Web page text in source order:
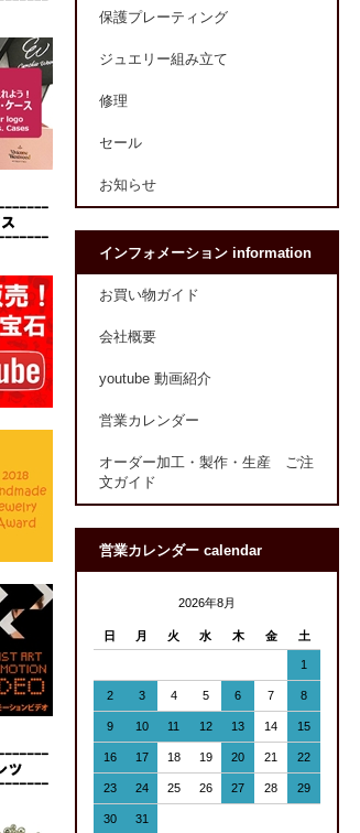
保護プレーティング
ジュエリー組み立て
修理
セール
お知らせ
インフォメーション information
お買い物ガイド
会社概要
youtube 動画紹介
営業カレンダー
オーダー加工・製作・生産 ご注
文ガイド
営業カレンダー calendar
2026年8月
日 月 火 水 木 金 土
1
2 3 4 5 6 7 8
9 10 11 12 13 14 15
16 17 18 19 20 21 22
23 24 25 26 27 28 29
30 31